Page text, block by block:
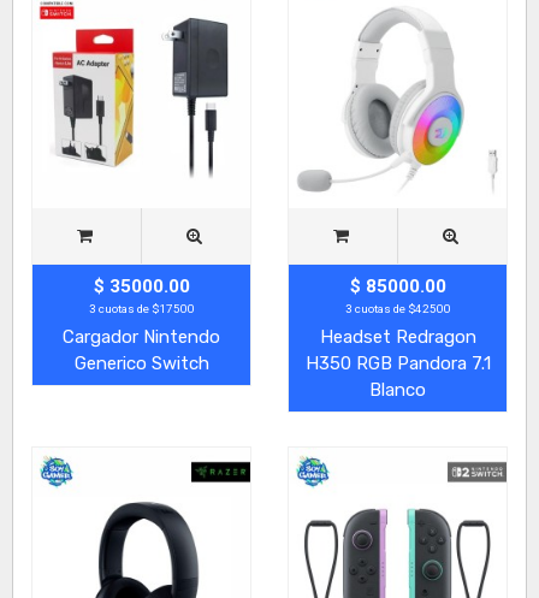
$ 35000.00
3 cuotas de $17500
Cargador Nintendo
Generico Switch
$ 85000.00
3 cuotas de $42500
Headset Redragon
H350 RGB Pandora 7.1
Blanco